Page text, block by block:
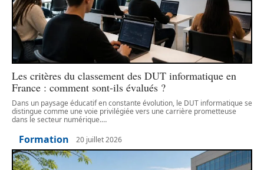
Les critères du classement des DUT informatique en
France : comment sont-ils évalués ?
Dans un paysage éducatif en constante évolution, le DUT informatique se
distingue comme une voie privilégiée vers une carrière prometteuse
dans le secteur numérique.…
Formation 20 juillet 2026